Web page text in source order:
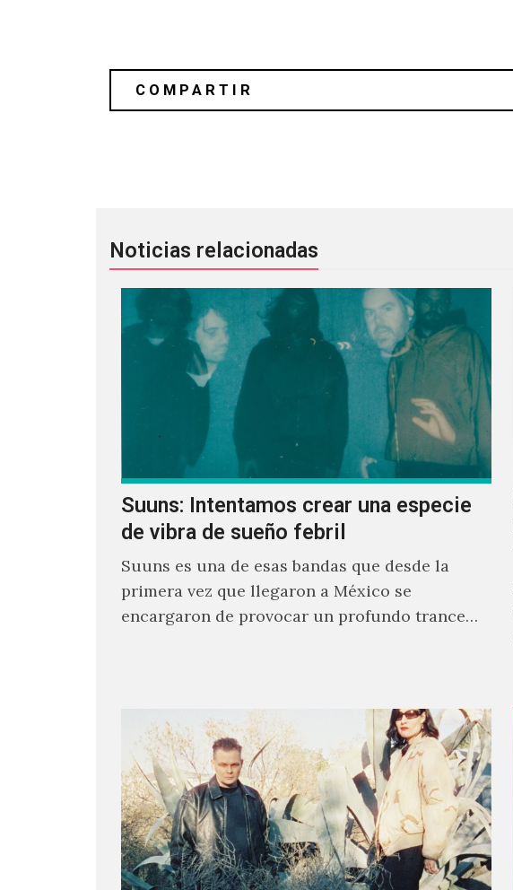
Noticias relacionadas
Suuns: Intentamos crear una especie
de vibra de sueño febril
Suuns es una de esas bandas que desde la
primera vez que llegaron a México se
encargaron de provocar un profundo trance